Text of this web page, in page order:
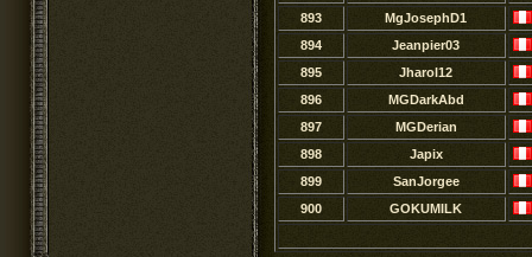
893
MgJosephD1
894
Jeanpier03
895
Jharol12
896
MGDarkAbd
897
MGDerian
898
Japix
899
SanJorgee
900
GOKUMILK